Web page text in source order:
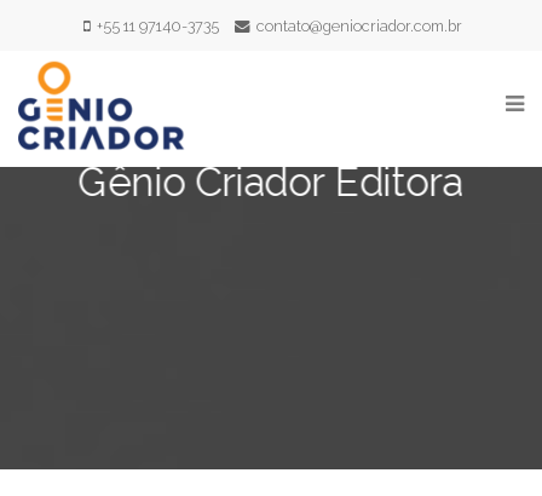
+55 11 97140-3735 contato@geniocriador.com.br
Gênio Criador Editora